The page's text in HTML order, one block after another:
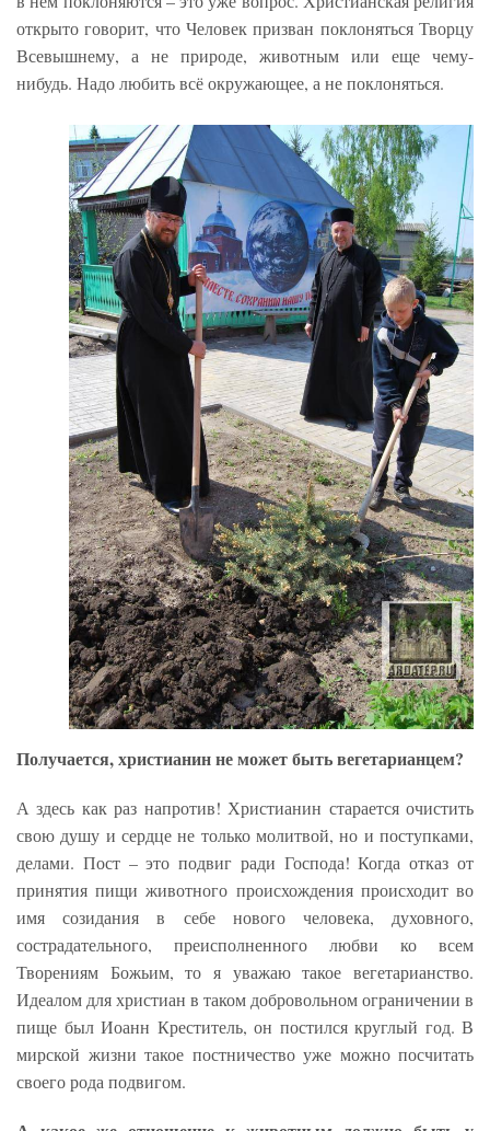
открыто говорит, что Человек призван поклоняться Творцу
Всевышнему, а не природе, животным или еще чему-
нибудь. Надо любить всё окружающее, а не поклоняться.
Получается, христианин не может быть вегетарианцем?
А здесь как раз напротив! Христианин старается очистить
свою душу и сердце не только молитвой, но и поступками,
делами. Пост – это подвиг ради Господа! Когда отказ от
принятия пищи животного происхождения происходит во
имя созидания в себе нового человека, духовного,
сострадательного, преисполненного любви ко всем
Творениям Божьим, то я уважаю такое вегетарианство.
Идеалом для христиан в таком добровольном ограничении в
пище был Иоанн Креститель, он постился круглый год. В
мирской жизни такое постничество уже можно посчитать
своего рода подвигом.